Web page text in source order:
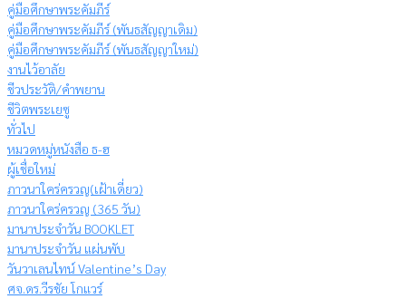
คู่มือศึกษาพระคัมภีร์
คู่มือศึกษาพระคัมภีร์ (พันธสัญญาเดิม)
คู่มือศึกษาพระคัมภีร์ (พันธสัญญาใหม่)
งานไว้อาลัย
ชีวประวัติ/คำพยาน
ชีวิตพระเยซู
ทั่วไป
หมวดหมู่หนังสือ ธ-ฮ
ผู้เชื่อใหม่
ภาวนาใคร่ครวญ(เฝ้าเดี่ยว)
ภาวนาใคร่ครวญ (365 วัน)
มานาประจำวัน BOOKLET
มานาประจำวัน แผ่นพับ
วันวาเลนไทน์ Valentine’s Day
ศจ.ดร.วีรชัย โกแวร์